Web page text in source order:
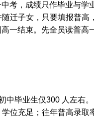
考，成绩只作毕业与学
迁子女，只要填报普高
一结束。先全员读普高
中毕业生仅300 人左右。
位充足；往年普高录取